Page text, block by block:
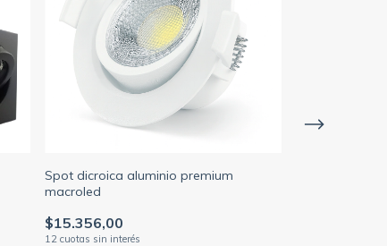
Spot dicroica aluminio premium
macroled
$15.356,00